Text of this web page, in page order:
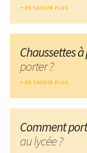
EN SAVOIR PLUS
Chaussettes
porter ?
EN SAVOIR PLUS
Comment
au lycée ?